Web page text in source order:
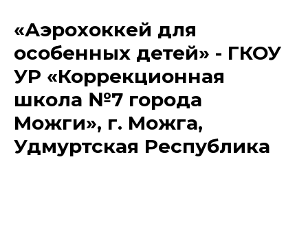
«Аэрохоккей для
особенных детей» - ГКОУ
УР «Коррекционная
школа №7 города
Можги», г. Можга,
Удмуртская Республика